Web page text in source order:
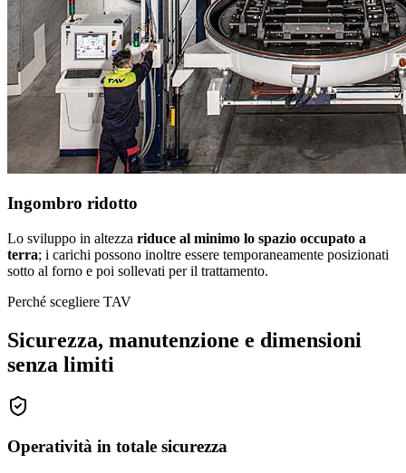
Ingombro ridotto
Lo sviluppo in altezza riduce al minimo lo spazio occupato a
terra; i carichi possono inoltre essere temporaneamente posizionati
sotto al forno e poi sollevati per il trattamento.
Perché scegliere TAV
Sicurezza, manutenzione e dimensioni
senza limiti
Operatività in totale sicurezza